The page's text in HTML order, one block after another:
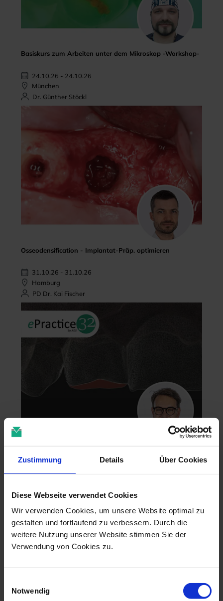
Zustimmung Details Über Cookies
Diese Webseite verwendet Cookies
Wir verwenden Cookies, um unsere Website optimal zu
gestalten und fortlaufend zu verbessern. Durch die
weitere Nutzung unserer Website stimmen Sie der
Verwendung von Cookies zu.
Notwendig
Basiskurs zum Arbeiten unter dem Mikroskop -Workshop-
24.10.26 - 24.10.26
München
Dr. Günther Stöckl
Osseodensification - Implantat-Präp. optimieren
31.10.26 - 31.10.26
Hamburg
PD Dr. Kai Fischer
Zahntechnik im 4D-Zeitalter